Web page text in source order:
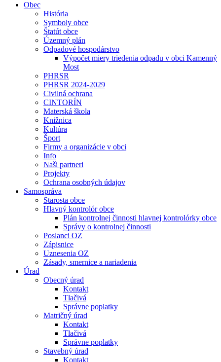
Obec
História
Symboly obce
Štatút obce
Územný plán
Odpadové hospodárstvo
Výpočet miery triedenia odpadu v obci Kamenný
Most
PHRSR
PHRSR 2024-2029
Civilná ochrana
CINTORÍN
Materská škola
Knižnica
Kultúra
Šport
Firmy a organizácie v obci
Info
Naši partneri
Projekty
Ochrana osobných údajov
Samospráva
Starosta obce
Hlavný kontrolór obce
Plán kontrolnej činnosti hlavnej kontrolórky obce
Správy o kontrolnej činnosti
Poslanci OZ
Zápisnice
Uznesenia OZ
Zásady, smernice a nariadenia
Úrad
Obecný úrad
Kontakt
Tlačivá
Správne poplatky
Matričný úrad
Kontakt
Tlačivá
Správne poplatky
Stavebný úrad
Kontakt